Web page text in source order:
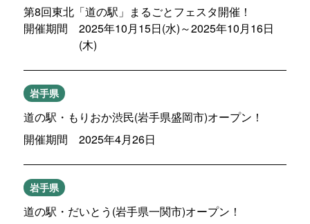
第8回東北「道の駅」まるごとフェスタ開催！
開催期間 2025年10月15日(水)～2025年10月16日
(木)
岩手県
道の駅・もりおか渋民(岩手県盛岡市)オープン！
開催期間 2025年4月26日
岩手県
道の駅・だいとう(岩手県一関市)オープン！